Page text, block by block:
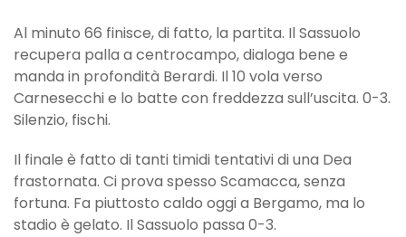
Al minuto 66 finisce, di fatto, la partita. Il Sassuolo
recupera palla a centrocampo, dialoga bene e
manda in profondità Berardi. Il 10 vola verso
Carnesecchi e lo batte con freddezza sull’uscita. 0-3.
Silenzio, fischi.
Il finale è fatto di tanti timidi tentativi di una Dea
frastornata. Ci prova spesso Scamacca, senza
fortuna. Fa piuttosto caldo oggi a Bergamo, ma lo
stadio è gelato. Il Sassuolo passa 0-3.